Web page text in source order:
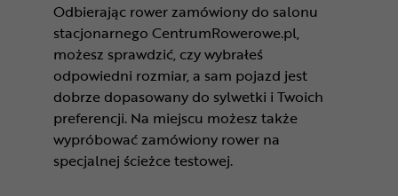
Odbierając rower zamówiony do salonu
stacjonarnego CentrumRowerowe.pl,
możesz sprawdzić, czy wybrałeś
odpowiedni rozmiar, a sam pojazd jest
dobrze dopasowany do sylwetki i Twoich
preferencji. Na miejscu możesz także
wypróbować zamówiony rower na
specjalnej ścieżce testowej.